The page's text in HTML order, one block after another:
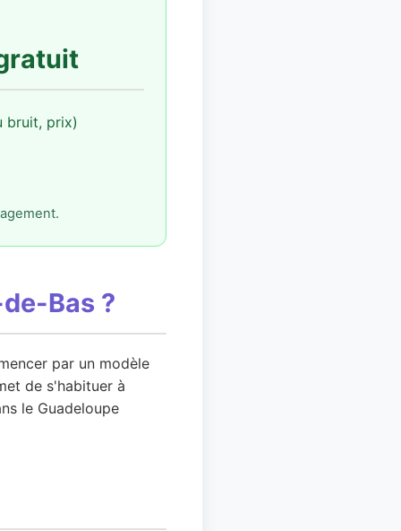
bruit, prix)
Bas ?
par un modèle
de s'habituer à
le Guadeloupe